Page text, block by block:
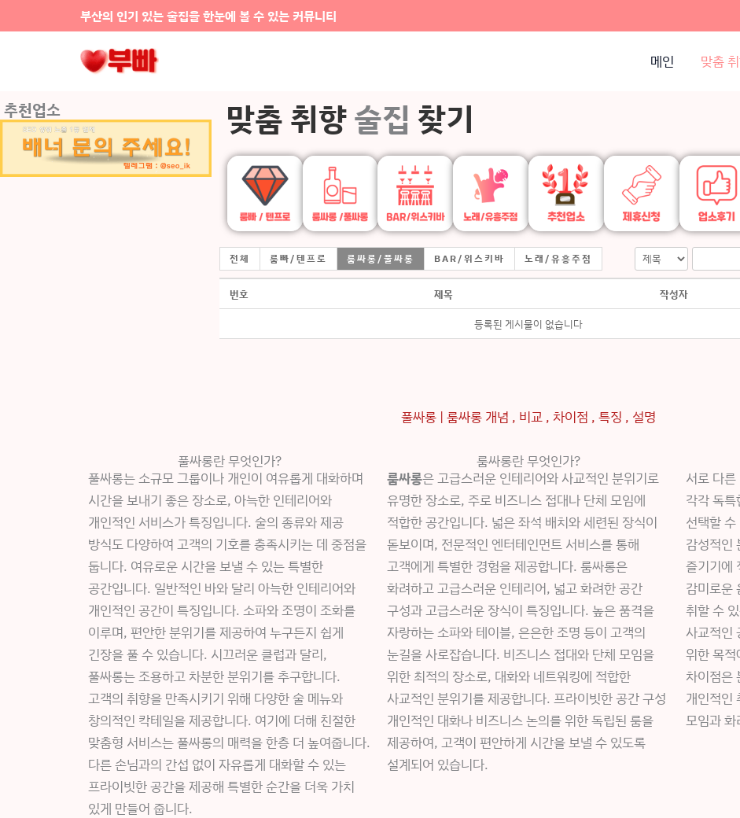
건너뛰기
부산의 인기 있는 술집을 한눈에 볼 수 있는 커뮤니티
메인 맞춤
추천업소 맞춤 취향술집 찾기
전체 룸빠/텐프로 룸싸롱/풀싸롱 BAR/위스키바 노래/유흥주점
번호 제목 작성자
등록된 게시물이 없습니다
풀싸롱 | 룸싸롱 개념 , 비교 , 차이점 , 특징 , 설명
풀싸롱란 무엇인가?
풀싸롱는 소규모 그룹이나 개인이 여유롭게 대화하며
시간을 보내기 좋은 장소로, 아늑한 인테리어와
개인적인 서비스가 특징입니다. 술의 종류와 제공
방식도 다양하여 고객의 기호를 충족시키는 데 중점을
둡니다. 여유로운 시간을 보낼 수 있는 특별한
공간입니다. 일반적인 바와 달리 아늑한 인테리어와
개인적인 공간이 특징입니다. 소파와 조명이 조화를
이루며, 편안한 분위기를 제공하여 누구든지 쉽게
긴장을 풀 수 있습니다. 시끄러운 클럽과 달리,
풀싸롱는 조용하고 차분한 분위기를 추구합니다.
고객의 취향을 만족시키기 위해 다양한 술 메뉴와
창의적인 칵테일을 제공합니다. 여기에 더해 친절한
맞춤형 서비스는 풀싸롱의 매력을 한층 더 높여줍니다.
다른 손님과의 간섭 없이 자유롭게 대화할 수 있는
프라이빗한 공간을 제공해 특별한 순간을 더욱 가치
있게 만들어 줍니다.
룸싸롱란 무엇인가?
룸싸롱은 고급스러운 인테리어와 사교적인 분위기로
유명한 장소로, 주로 비즈니스 접대나 단체 모임에
적합한 공간입니다. 넓은 좌석 배치와 세련된 장식이
돋보이며, 전문적인 엔터테인먼트 서비스를 통해
고객에게 특별한 경험을 제공합니다. 룸싸롱은
화려하고 고급스러운 인테리어, 넓고 화려한 공간
구성과 고급스러운 장식이 특징입니다. 높은 품격을
자랑하는 소파와 테이블, 은은한 조명 등이 고객의
눈길을 사로잡습니다. 비즈니스 접대와 단체 모임을
위한 최적의 장소로, 대화와 네트워킹에 적합한
사교적인 분위기를 제공합니다. 프라이빗한 공간 구성
개인적인 대화나 비즈니스 논의를 위한 독립된 룸을
제공하여, 고객이 편안하게 시간을 보낼 수 있도록
설계되어 있습니다.
서로 다
각각 독
선택할
감성적인
즐기기에
감미로운
취할 수
사교적인
위한 목
차이점은
개인적인
모임과 화